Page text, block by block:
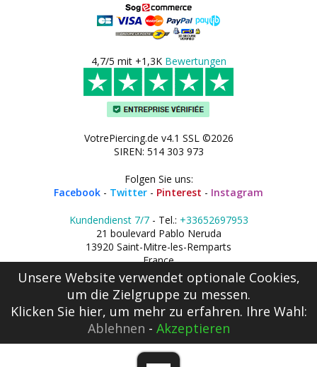
4,7/5 mit +1,3K Bewertungen
VotrePiercing.de v4.1 SSL ©2026
SIREN: 514 303 973
Folgen Sie uns:
Facebook - Twitter - Pinterest - Instagram
Kundendienst 7/7- Tel.: +33652697953
21 boulevard Pablo Neruda
13920 Saint-Mitre-les-Remparts
France
Unsere Website verwendet optionale Cookies,
um die Zielgruppe zu messen.
Klicken Sie hier, um mehr zu erfahren. Ihre Wahl:
Ablehnen - Akzeptieren